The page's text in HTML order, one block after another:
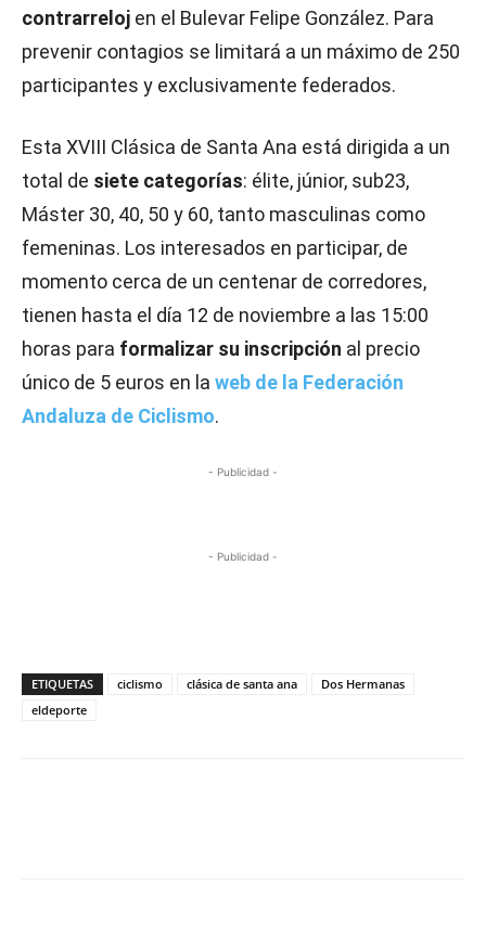
contrarreloj en el Bulevar Felipe González. Para
prevenir contagios se limitará a un máximo de 250
participantes y exclusivamente federados.
Esta XVIII Clásica de Santa Ana está dirigida a un
total de siete categorías: élite, júnior, sub23,
Máster 30, 40, 50 y 60, tanto masculinas como
femeninas. Los interesados en participar, de
momento cerca de un centenar de corredores,
tienen hasta el día 12 de noviembre a las 15:00
horas para formalizar su inscripción al precio
único de 5 euros en la web de la Federación
Andaluza de Ciclismo.
- Publicidad -
- Publicidad -
ETIQUETAS ciclismo clásica de santa ana
Dos Hermanas
eldeporte